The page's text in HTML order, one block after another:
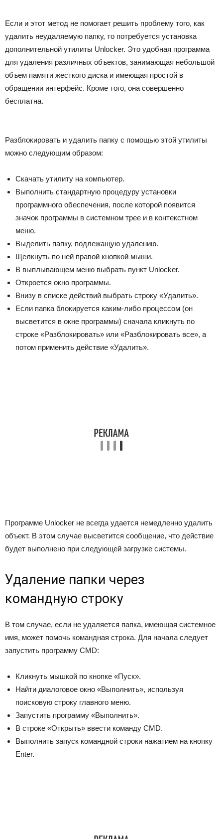
Если и этот метод не помогает решить проблему того, как
удалить неудаляемую папку, то потребуется установка
дополнительной утилиты Unlocker. Это удобная программа
для удаления различных объектов, занимающая небольшой
объем памяти жесткого диска и имеющая простой в
обращении интерфейс. Кроме того, она совершенно
бесплатна.
Разблокировать и удалить папку с помощью этой утилиты
можно следующим образом:
Скачать утилиту на компьютер.
Выполнить стандартную процедуру установки
программного обеспечения, после которой появится
значок программы в системном трее и в контекстном
меню.
Выделить папку, подлежащую удалению.
Щелкнуть по ней правой кнопкой мыши.
В выплывающем меню выбрать пункт Unlocker.
Откроется окно программы.
Внизу в списке действий выбрать строку «Удалить».
Если папка блокируется каким-либо процессом (он
высветится в окне программы) сначала кликнуть по
строке «Разблокировать» или «Разблокировать все», а
потом применить действие «Удалить».
Программе Unlocker не всегда удается немедленно удалить
объект. В этом случае высветится сообщение, что действие
будет выполнено при следующей загрузке системы.
Удаление папки через
командную строку
В том случае, если не удаляется папка, имеющая системное
имя, может помочь командная строка. Для начала следует
запустить программу CMD:
Кликнуть мышкой по кнопке «Пуск».
Найти диалоговое окно «Выполнить», используя
поисковую строку главного меню.
Запустить программу «Выполнить».
В строке «Открыть» ввести команду CMD.
Выполнить запуск командной строки нажатием на кнопку
Enter.